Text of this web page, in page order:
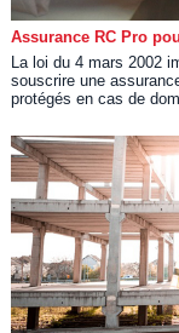
Assurance RC Pro
La loi du 4 mars 2002
souscrire une
protégés en cas de